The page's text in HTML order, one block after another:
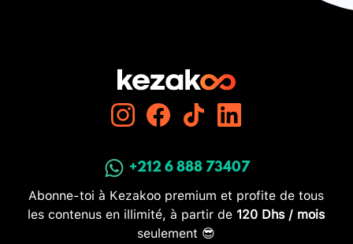
+212 6 888 73407
Abonne-toi à Kezakoo premium et profite de tous
les contenus en illimité, à partir de 120 Dhs / mois
seulement 😎